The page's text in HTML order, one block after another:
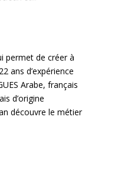
permet de créer à
ans d’expérience
Arabe, français
d’origine
découvre le métier